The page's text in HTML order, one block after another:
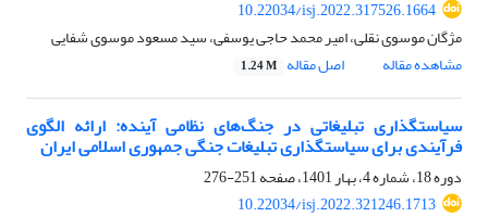
10.22034/isj.2022.317526.1664
مژگان موسوی نقلی، امیر محمد حاجی یوسفی، سید مسعود موسوی شفایی
مشاهده مقاله
اصل مقاله 1.24 M
سیاستگذاری تبلیغاتی در جنگ‌های نظامی آینده: ارائه الگوی
فرآیندی برای سیاستگذاری تبلیغات جنگی جمهوری اسلامی ایران
دوره 18، شماره 4، بهار 1401، صفحه
251-276
10.22034/isj.2022.321246.1713